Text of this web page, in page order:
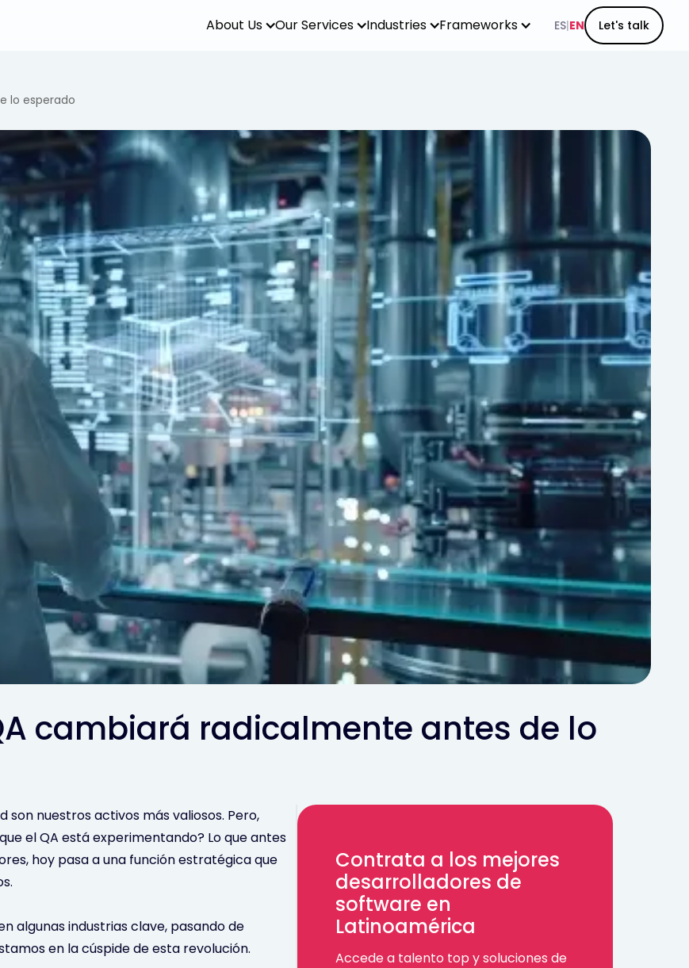
About Us Our Services Industries Frameworks ES|EN Let's talk
lo esperado
cambiará radicalmente antes de lo
nuestros activos más valiosos. Pero,
el QA está experimentando? Lo que antes
hoy pasa a una función estratégica que
algunas industrias clave, pasando de
en la cúspide de esta revolución.
Contrata a los mejores
desarrolladores de
software en
Latinoamérica
Accede a talento top y soluciones de